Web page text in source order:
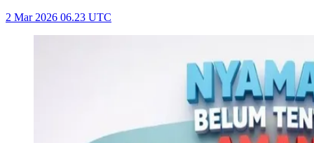
2 Mar 2026 06.23 UTC